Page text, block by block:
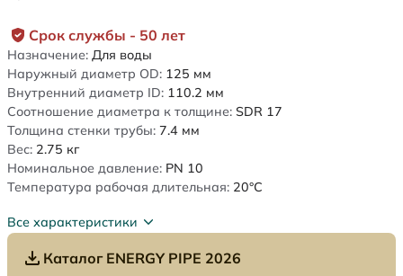
Срок службы - 50 лет
Назначение: Для воды
Наружный диаметр OD: 125 мм
Внутренний диаметр ID: 110.2 мм
Соотношение диаметра к толщине: SDR 17
Толщина стенки трубы: 7.4 мм
Вес: 2.75 кг
Номинальное давление: PN 10
Температура рабочая длительная: 20°C
Все характеристики
Каталог ENERGY PIPE 2026